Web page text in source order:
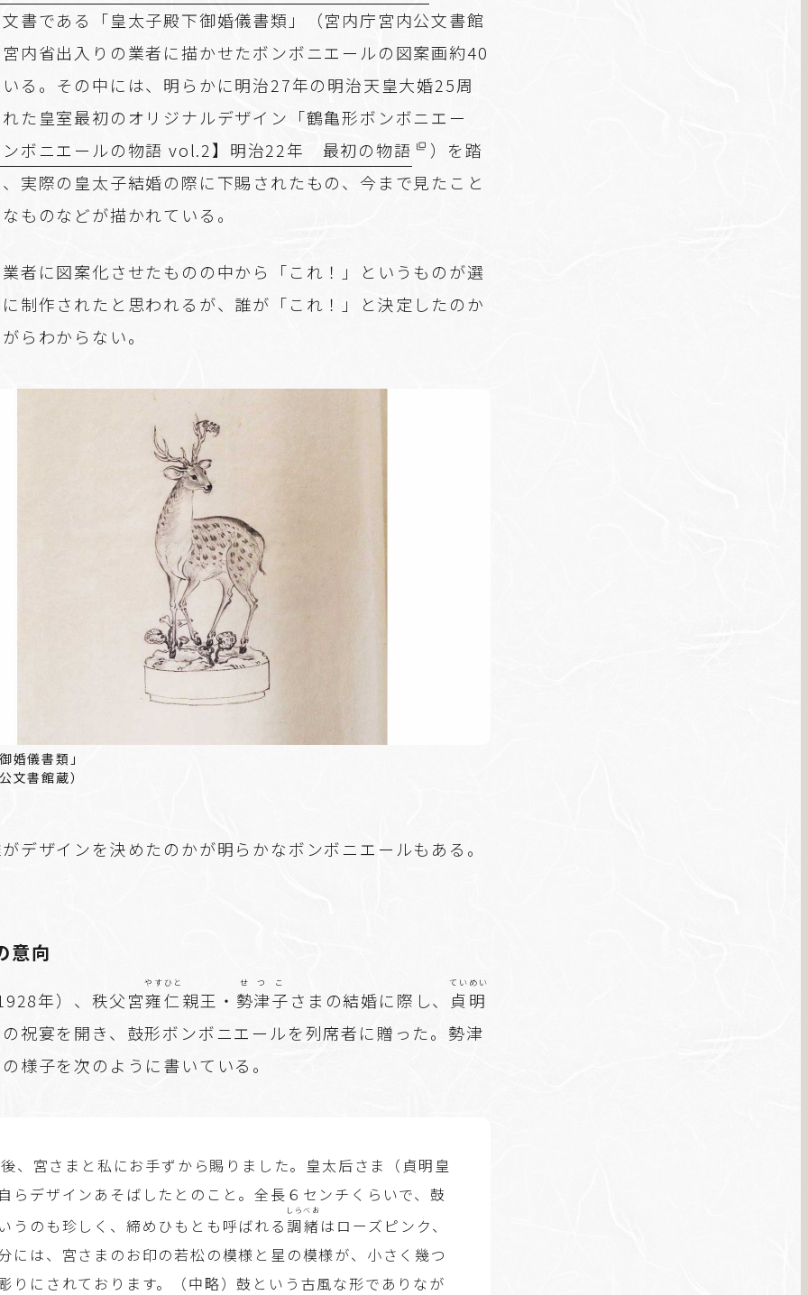
書である「皇太子殿下御婚儀書類」（宮内庁宮内公文書館
内省出入りの業者に描かせたボンボニエールの図案画約40
る。その中には、明らかに明治27年の明治天皇大婚25周
た皇室最初のオリジナルデザイン「鶴亀形ボンボニエー
ボニエールの物語 vol.2】明治22年 最初の物語
）を踏
実際の皇太子結婚の際に下賜されたもの、今まで見たこと
ものなどが描かれている。
者に図案化させたものの中から「これ！」というものが選
制作されたと思われるが、誰が「これ！」と決定したのか
らわからない。
婚儀書類」
文書館蔵）
デザインを決めたのかが明らかなボンボニエールもある。
意向
年）、秩父宮雍仁
やすひと
親王・ 勢津子
せつこ
さまの結婚に際し、 貞明
ていめい
祝宴を開き、鼓形ボンボニエールを列席者に贈った。勢津
様子を次のように書いている。
、宮さまと私にお手ずから賜りました。皇太后さま（貞明皇
らデザインあそばしたとのこと。全長６センチくらいで、鼓
うのも珍しく、締めひもとも呼ばれる 調緒
しらべお
はローズピンク、
には、宮さまのお印の若松の模様と星の模様が、小さく幾つ
りにされております。（中略）鼓という古風な形でありなが